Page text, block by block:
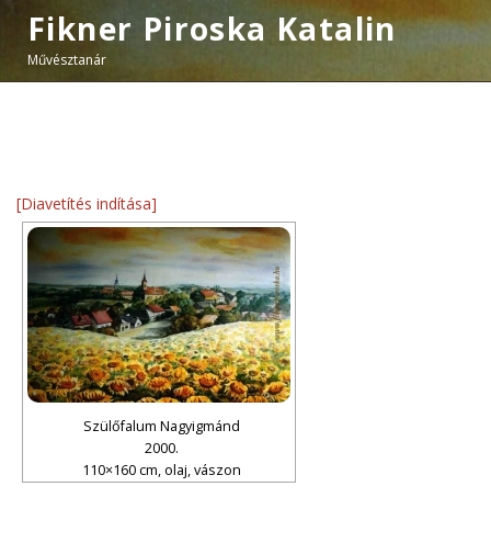
Fikner Piroska Katalin
Művésztanár
[Diavetítés indítása]
Szülőfalum Nagyigmánd
2000.
110×160 cm, olaj, vászon